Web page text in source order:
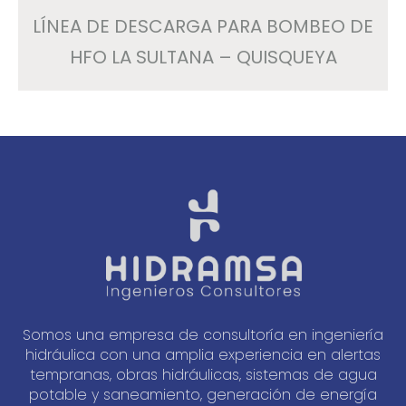
LÍNEA DE DESCARGA PARA BOMBEO DE
HFO LA SULTANA – QUISQUEYA
Somos una empresa de consultoría en ingeniería
hidráulica con una amplia experiencia en alertas
tempranas, obras hidráulicas, sistemas de agua
potable y saneamiento, generación de energía